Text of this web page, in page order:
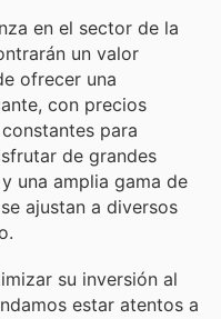
en el sector de la
un valor
ofrecer una
con precios
para
de grandes
una amplia gama de
ajustan a diversos
su inversión al
estar atentos a